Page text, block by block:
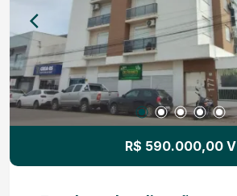
R$ 590.000,00 V